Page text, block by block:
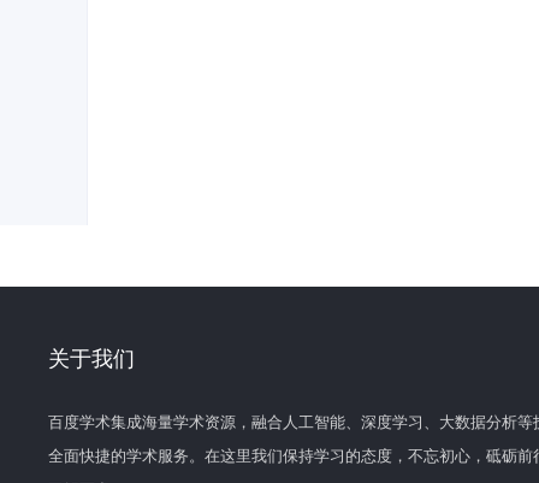
关于我们
百度学术集成海量学术资源，融合人工智能、深度学习、大数据分析
全面快捷的学术服务。在这里我们保持学习的态度，不忘初心，砥砺前